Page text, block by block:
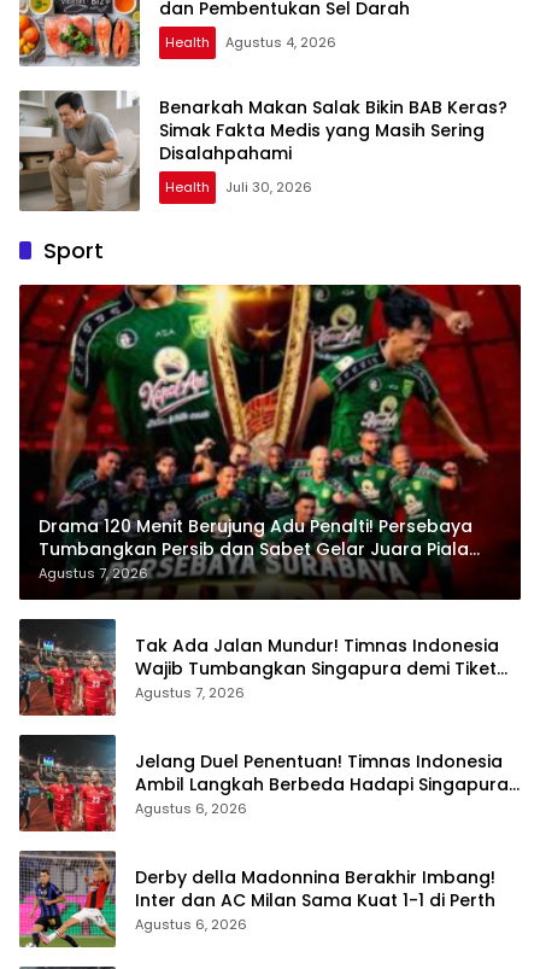
dan Pembentukan Sel Darah
Health Agustus 4, 2026
Benarkah Makan Salak Bikin BAB Keras?
Simak Fakta Medis yang Masih Sering
Disalahpahami
Health Juli 30, 2026
Sport
Drama 120 Menit Berujung Adu Penalti! Persebaya
Tumbangkan Persib dan Sabet Gelar Juara Piala
Presiden 2026
Agustus 7, 2026
Tak Ada Jalan Mundur! Timnas Indonesia
Wajib Tumbangkan Singapura demi Tiket
Semifinal Piala AFF 2026
Agustus 7, 2026
Jelang Duel Penentuan! Timnas Indonesia
Ambil Langkah Berbeda Hadapi Singapura
di Piala AFF 2026
Agustus 6, 2026
Derby della Madonnina Berakhir Imbang!
Inter dan AC Milan Sama Kuat 1-1 di Perth
Agustus 6, 2026